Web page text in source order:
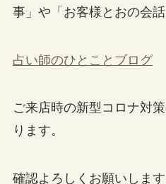
事」や「お客様とおの会
占い師のひとことブログ
ご来店時の新型コロナ対
ります。
確認よろしくお願いします